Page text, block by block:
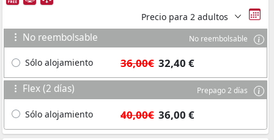
Precio para 2 adultos
No reembolsable No reembolsable
Sólo alojamiento 36,00€ 32,40 €
Flex (2 días) Prepago 2 días
Sólo alojamiento 40,00€ 36,00 €